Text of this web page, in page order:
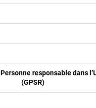
responsable dans
(GPSR)